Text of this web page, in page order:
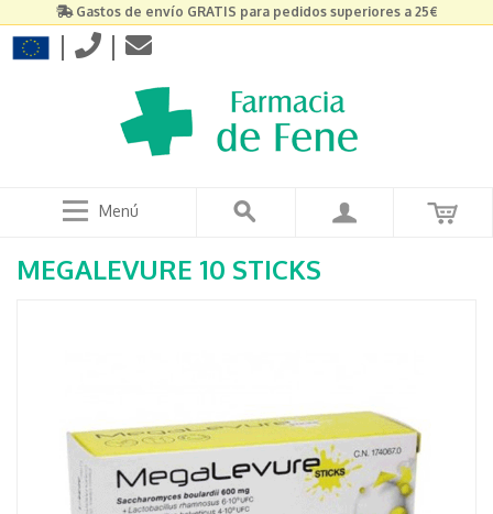
Gastos de envío GRATIS para pedidos superiores a 25€
| |
Menú
MEGALEVURE 10 STICKS